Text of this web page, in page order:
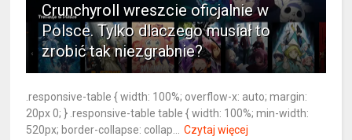
Crunchyroll wreszcie oficjalnie w
Polsce. Tylko dlaczego musiał to
zrobić tak niezgrabnie?
.responsive-table { width: 100%; overflow-x: auto; margin:
20px 0; } .responsive-table table { width: 100%; min-width:
520px; border-collapse: collap...
Czytaj więcej